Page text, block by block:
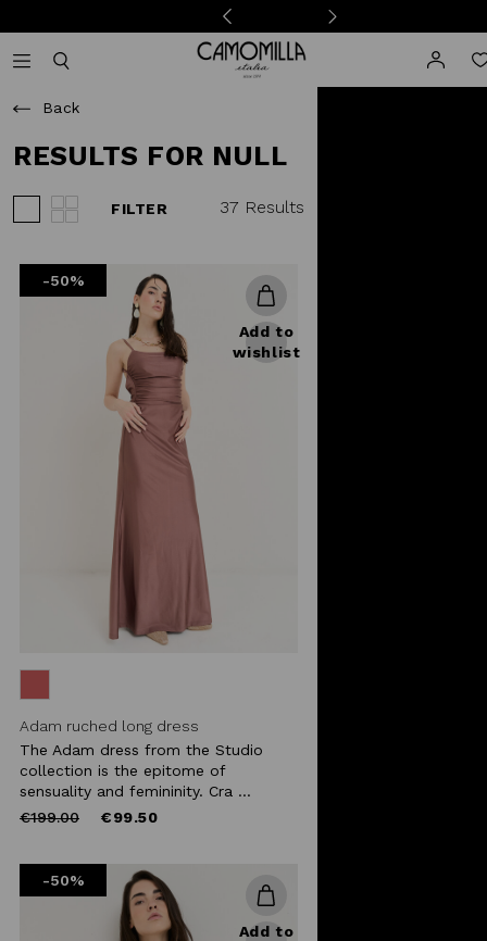
Camomilla Italia®
Back
RESULTS FOR NULL
FILTER 37 Results
-50%
Add to
wishlist
Adam ruched long dress
The Adam dress from the Studio
collection is the epitome of
sensuality and femininity. Cra ...
Price
€199.00to €99.50
-50%
Add to